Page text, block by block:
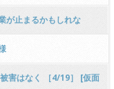
が止まるかもしれな
害はなく ［4/19］ [仮面